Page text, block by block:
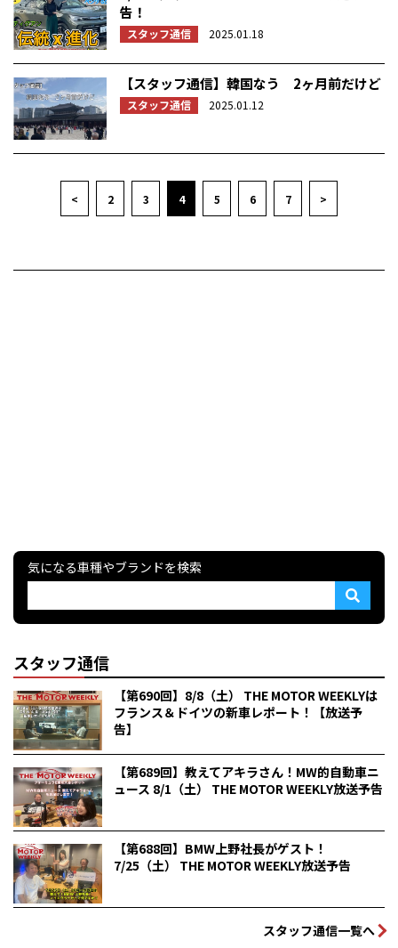
告！
スタッフ通信 2025.01.18
【スタッフ通信】韓国なう 2ヶ月前だけど
スタッフ通信 2025.01.12
< 2 3 4 5 6 7 >
気になる車種やブランドを検索
スタッフ通信
【第690回】8/8（土） THE MOTOR WEEKLYは
フランス＆ドイツの新車レポート！【放送予
告】
【第689回】教えてアキラさん！MW的自動車ニ
ュース 8/1（土） THE MOTOR WEEKLY放送予告
【第688回】BMW上野社長がゲスト！
7/25（土） THE MOTOR WEEKLY放送予告
スタッフ通信一覧へ